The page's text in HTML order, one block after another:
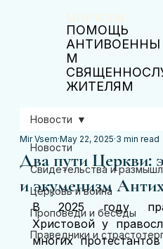
МИР ВСЕМ
ПОМОЩЬ
АНТИВОЕННЫ
М
ЖИТЕЛЯМ
Новости
Свидетельства и
Церковь и война
Проповеди и беседы
Праведники и
Новости
Два пути Церкви:
и экуменизм
Mir Vsem May 22, 2025 3 min read
В 2025 году
Христовой у
многих